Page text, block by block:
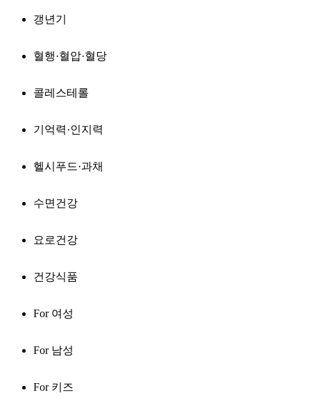
갱년기
혈행·혈압·혈당
콜레스테롤
기억력·인지력
헬시푸드·과채
수면건강
요로건강
건강식품
For 여성
For 남성
For 키즈